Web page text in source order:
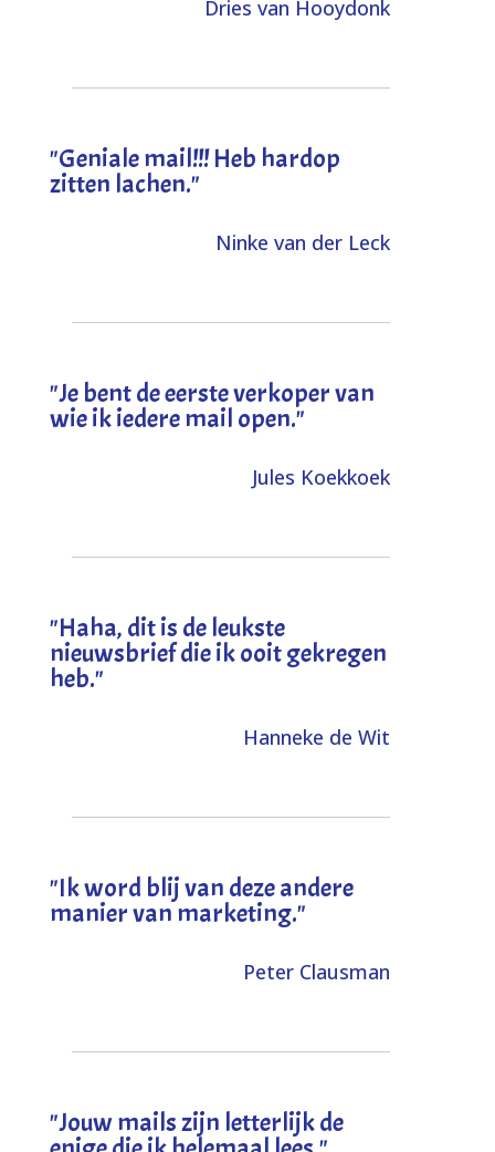
Dries van Hooydonk
"Geniale mail!!! Heb hardop
zitten lachen."
Ninke van der Leck
"Je bent de eerste verkoper van
wie ik iedere mail open."
Jules Koekkoek
"Haha, dit is de leukste
nieuwsbrief die ik ooit gekregen
heb."
Hanneke de Wit
"Ik word blij van deze andere
manier van marketing."
Peter Clausman
"Jouw mails zijn letterlijk de